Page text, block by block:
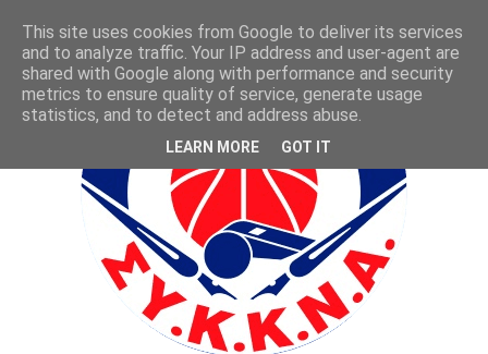
This site uses cookies from Google to deliver its services
and to analyze traffic. Your IP address and user-agent are
shared with Google along with performance and security
metrics to ensure quality of service, generate usage
statistics, and to detect and address abuse.
LEARN MORE GOT IT